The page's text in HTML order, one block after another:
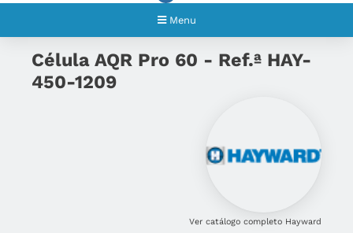
Menu
Célula AQR Pro 60 - Ref.ª HAY-
450-1209
Ver catálogo completo Hayward